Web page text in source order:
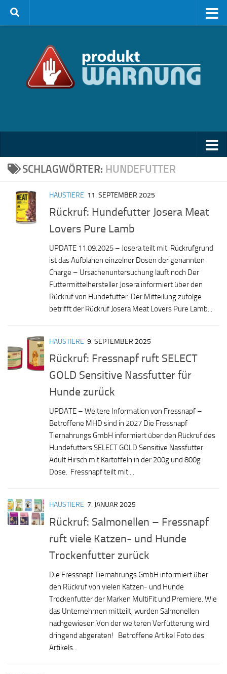
Zum Inhalt springen
SCHLAGWÖRTER: HUNDEFUTTER
HAUSTIERE 11. SEPTEMBER 2025
Rückruf: Hundefutter Josera Meat
Lovers Pure Lamb
UPDATE 11.09.2025 – Josera teilt mit: Rückrufgrund
ist das Aufblähen einzelner Dosen der genannten
Charge – Ursachenuntersuchung läuft noch Der
Futtermittelhersteller Josera informiert über den
Rückruf von Hundefutter. Der Mitteilung zufolge
betrifft der Rückruf Josera Meat Lovers Pure Lamb...
HAUSTIERE 9. SEPTEMBER 2025
Rückruf: Fressnapf ruft SELECT
GOLD Sensitive Nassfutter für
Hunde zurück
UPDATE – Weitere Information von Fressnapf –
Betroffene MHD sind in 2027 Die Fressnapf
Tiernahrungs GmbH informiert über den Rückruf des
Hundefutters SELECT GOLD Sensitive Nassfutter
Adult Hirsch mit Kartoffeln in der 200g und 800g
Dose. Fressnapf teilt mit:...
HAUSTIERE 7. JANUAR 2025
Rückruf: Salmonellen – Fressnapf
ruft viele Katzen- und Hunde
Trockenfutter zurück
Die Fressnapf Tiernahrungs GmbH informiert über
den Rückruf von vielen Katzen- und Hunde
Trockenfutter der Marken MultiFit und Premiere. Wie
das Unternehmen mitteilt, wurden Salmonellen
nachgewiesen Von der weiteren Verfütterung wird
dringend abgeraten! Betroffene Artikel Foto des
Artikels...